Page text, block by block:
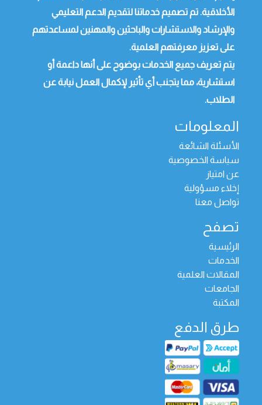
الأخلاقية. تم تصميم خدماتنا لتقديم الدعم التعليمي
والإرشاد والاستشارات والباحثين والمهنين لمساعدتهم
على تعزيز معرفتهم العلمية.
يتم تعريف جميع الخدمات بوضوح على أنها داعمة أو
استشارية، مما يتجنب أي تأثير لإكمال العمل نيابة عن
الطلاب.
المعلومات
الأسئلة الشائعة
سياسة الخصوصية
عن امتياز
إخلاء مسؤولية
تواصل معنا
تصفح
الرئيسية
الخدمات
المقالات العلمية
الجامعات
المكتبة
طرق الدفع